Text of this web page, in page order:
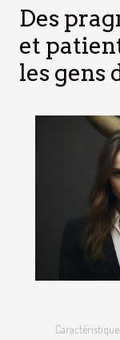
Des
et
les gens